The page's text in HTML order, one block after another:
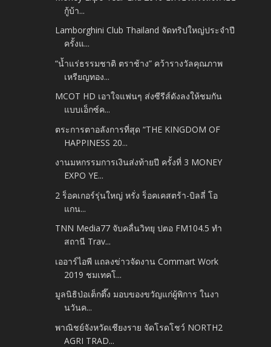
กู้บ้า...
Lamborghini Club Thailand จัดทริปใหญ่ประจำปี
ครั้งแ...
“น้ำแร่ธรรมชาติ ตราช้าง” คว้ารางวัลคุณภาพ
เหรียญทอง...
MCOT HD เอาใจแฟนๆ ส่งซีรีส์ดังลงให้ชมกัน
แบบเอ็กซ์ค...
ตระการตาอลังการที่สุด “THE KINGDOM OF
HAPPINESS 20...
งานมหกรรมการเงินส่งท้ายปี ครั้งที่ 3 MONEY
EXPO YE...
2 ร็อคเกอร์รุ่นใหญ่ หรั่ง ร็อคเคสตร้า-บิลลี่ โอ
แกน...
TNN Media77 จับคลื่นวิทยุ ปตอ FM104.5 ทำ
สถานี Trav...
เออาร์ไอพี แถลงข่าวจัดงาน Commart Work
2019 ชมเทคโ...
มูลนิธิป่อเต็กตึ๊ง มอบของขวัญแก่ผู้พิการ ในงา
นวันค...
พาณิชย์จังหวัดเชียงราย จัดโรดโชว์ NORTH2
AGRI TRAD...